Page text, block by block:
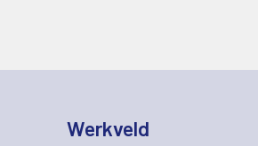
Werkveld